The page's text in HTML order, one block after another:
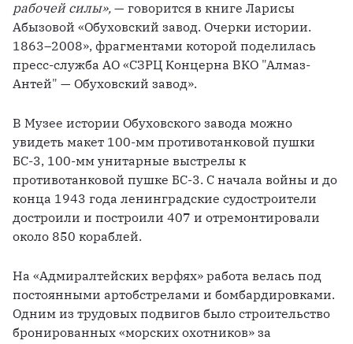
рабочей силы», — говорится в книге Ларисы
Абызовой «Обуховский завод. Очерки истории.
1863–2008», фрагментами которой поделилась
пресс-служба АО «СЗРЦ Концерна ВКО "Алмаз-
Антей" — Обуховский завод».
В Музее истории Обуховского завода можно
увидеть макет 100-мм противотанковой пушки
БС-3, 100-мм унитарные выстрелы к
противотанковой пушке БС-3. С начала войны и до
конца 1943 года ленинградские судостроители
достроили и построили 407 и отремонтировали
около 850 кораблей.
На «Адмиралтейских верфях» работа велась под
постоянными артобстрелами и бомбардировками.
Одним из трудовых подвигов было строительство
бронированных «морских охотников» за